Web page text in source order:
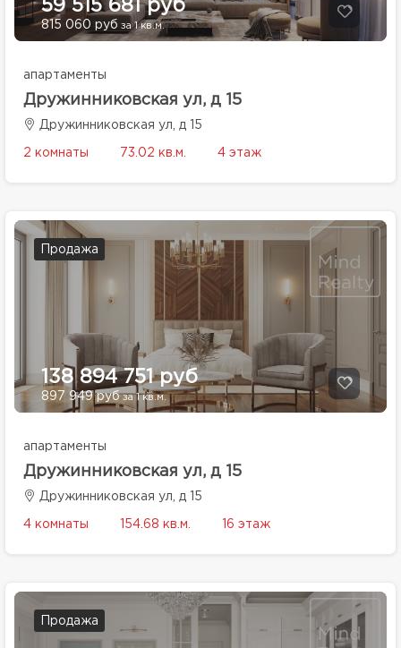
59 515 681 руб
815 060 руб за 1 кв.м.
апартаменты
Дружинниковская ул, д 15
Дружинниковская ул, д 15
2 комнаты 73.02 кв.м. 4 этаж
Продажа
138 894 751 руб
897 949 рубза 1 кв.м.
апартаменты
Дружинниковская ул, д 15
Дружинниковская ул, д 15
4 комнаты 154.68 кв.м. 16 этаж
Продажа